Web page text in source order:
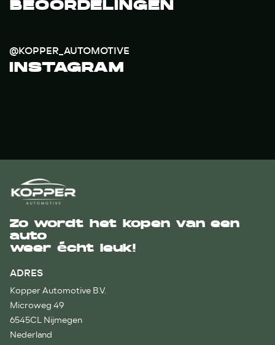
BEOORDELINGEN
@KOPPER_AUTOMOTIVE
INSTAGRAM
Zo wordt het kopen van een
auto
weer écht leuk!
ADRES
Kopper Automotive B.V.
Microweg 49
6545CL Nijmegen
Nederland